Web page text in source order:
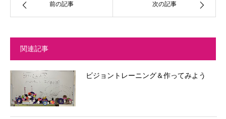
前の記事 次の記事
関連記事
ビジョントレーニング＆作ってみよう